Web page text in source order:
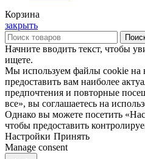
Корзина
закрыть
Начните вводить текст, чтобы
ищете.
Мы используем файлы cookie на
предоставить вам наиболее
предпочтения и повторные
все», вы соглашаетесь на
Однако вы можете посетить
чтобы предоставить
Настройки Принять
Manage consent